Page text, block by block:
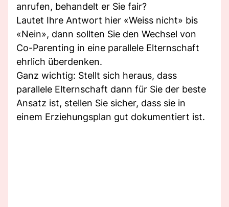
anrufen, behandelt er Sie fair?
Lautet Ihre Antwort hier «Weiss nicht» bis
«Nein», dann sollten Sie den Wechsel von
Co-Parenting in eine parallele Elternschaft
ehrlich überdenken.
Ganz wichtig: Stellt sich heraus, dass
parallele Elternschaft dann für Sie der beste
Ansatz ist, stellen Sie sicher, dass sie in
einem Erziehungsplan gut dokumentiert ist.